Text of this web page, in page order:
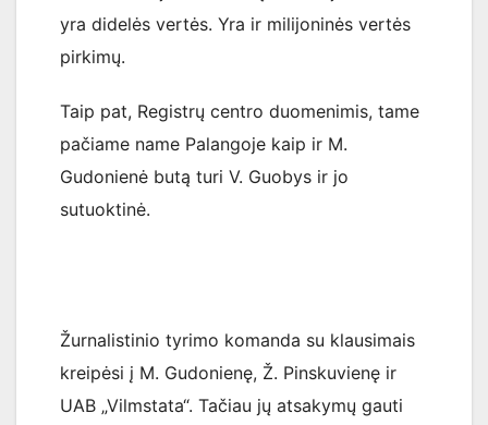
yra didelės vertės. Yra ir milijoninės vertės
pirkimų.
Taip pat, Registrų centro duomenimis, tame
pačiame name Palangoje kaip ir M.
Gudonienė butą turi V. Guobys ir jo
sutuoktinė.
Žurnalistinio tyrimo komanda su klausimais
kreipėsi į M. Gudonienę, Ž. Pinskuvienę ir
UAB „Vilmstata“. Tačiau jų atsakymų gauti